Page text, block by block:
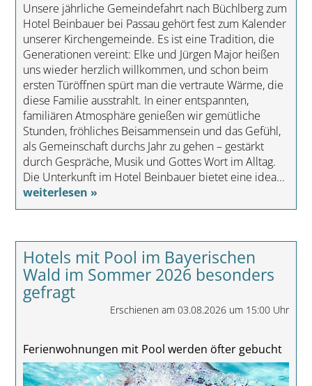
Unsere jährliche Gemeindefahrt nach Büchlberg zum
Hotel Beinbauer bei Passau gehört fest zum Kalender
unserer Kirchengemeinde. Es ist eine Tradition, die
Generationen vereint: Elke und Jürgen Major heißen
uns wieder herzlich willkommen, und schon beim
ersten Türöffnen spürt man die vertraute Wärme, die
diese Familie ausstrahlt. In einer entspannten,
familiären Atmosphäre genießen wir gemütliche
Stunden, fröhliches Beisammensein und das Gefühl,
als Gemeinschaft durchs Jahr zu gehen – gestärkt
durch Gespräche, Musik und Gottes Wort im Alltag.
Die Unterkunft im Hotel Beinbauer bietet eine idea...
weiterlesen »
Hotels mit Pool im Bayerischen
Wald im Sommer 2026 besonders
gefragt
Erschienen am 03.08.2026 um 15:00 Uhr
Ferienwohnungen mit Pool werden öfter gebucht